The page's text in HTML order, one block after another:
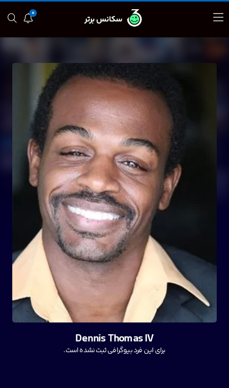
0
سکانس برتر
Dennis Thomas IV
برای این فرد بیوگرافی ثبت نشده است.